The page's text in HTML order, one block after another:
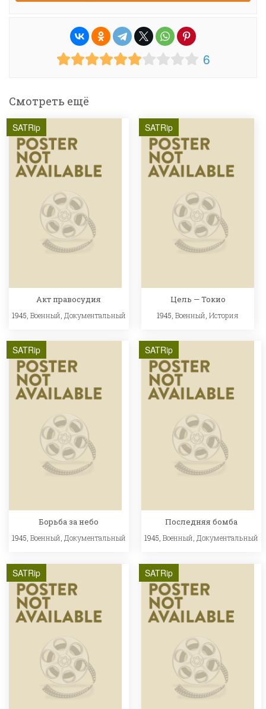
6
Смотреть ещё
SATRip
Акт правосудия
1945, Военный Документальный
SATRip
Цель — Токио
1945,Военный ,История
SATRip
Борьба за небо
1945, Военный, Документальный
SATRip
Последняя бомба
1945,Военный,Документальный
SATRip SATRip